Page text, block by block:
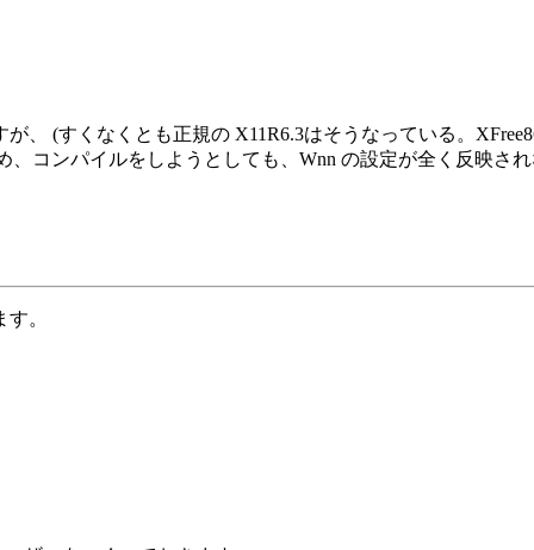
、 (すくなくとも正規の X11R6.3はそうなっている。
、コンパイルをしようとしても、Wnn の設定が全く反映さ
。